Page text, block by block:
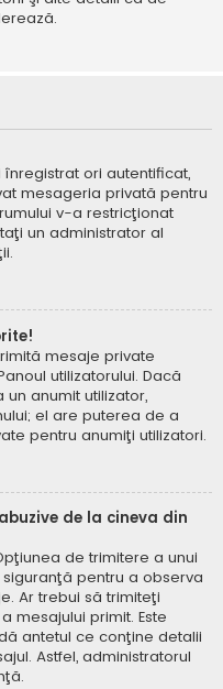
înregistrat ori autentificat,
mesageria privată pentru
v-a restricţionat
un administrator al
mesaje private
utilizatorului. Dacă
anumit utilizator,
el are puterea de a
pentru anumiţi utilizatori.
de la cineva din
de trimitere a unui
pentru a observa
Ar trebui să trimiteţi
mesajului primit. Este
antetul ce conţine detalii
Astfel, administratorul